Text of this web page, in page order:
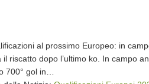
al prossimo Europeo: in
il riscatto dopo l’ultimo ko. In campo
700° gol in…